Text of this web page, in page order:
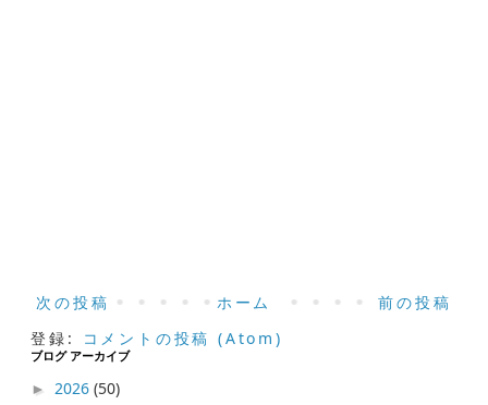
次の投稿 前の投稿
ホーム
登録:
コメントの投稿 (Atom)
ブログ アーカイブ
► 2026(50)